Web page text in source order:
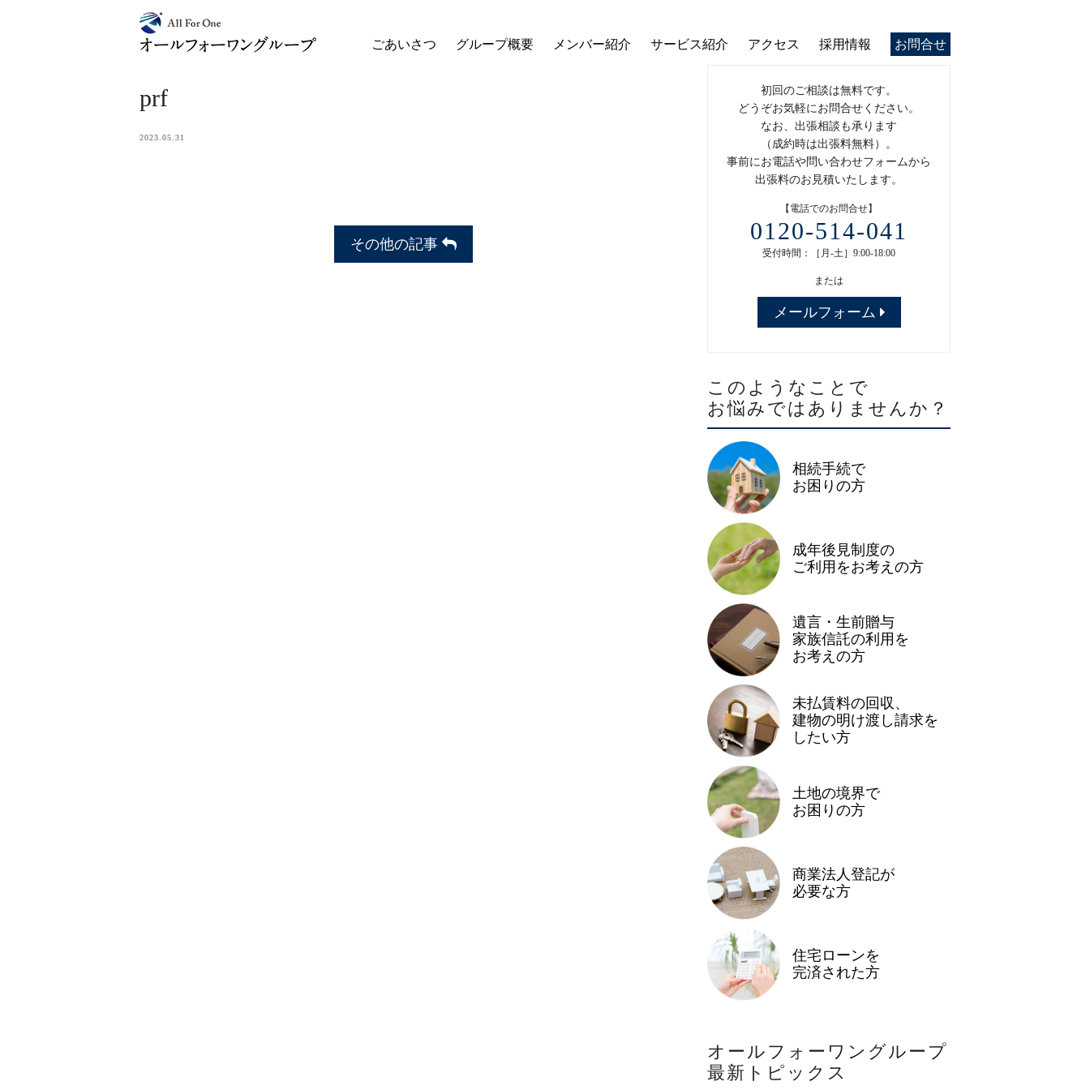
ごあいさつ グループ概要 メンバー紹介 サービス紹介 アクセス 採用情報 お問合せ
prf
2023.05.31
その他の記事
初回のご相談は無料です。
どうぞお気軽にお問合せください。
なお、出張相談も承ります
（成約時は出張料無料）。
事前にお電話や問い合わせフォームから
出張料のお見積いたします。
【電話でのお問合せ】
0120-514-041
受付時間：［月-土］9:00-18:00
または
メールフォーム
このようなことで
お悩みではありませんか？
相続手続で
お困りの方
成年後見制度の
ご利用をお考えの方
遺言・生前贈与
家族信託の利用を
お考えの方
未払賃料の回収、
建物の明け渡し請求を
したい方
土地の境界で
お困りの方
商業法人登記が
必要な方
住宅ローンを
完済された方
オールフォーワングループ
最新トピックス